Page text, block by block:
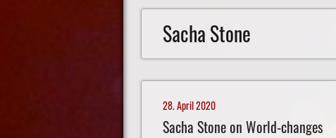
Sacha Stone
28. April 2020
Sacha Stone on World-changes